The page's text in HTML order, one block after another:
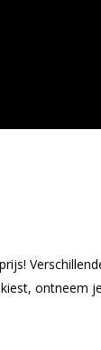
ontneem